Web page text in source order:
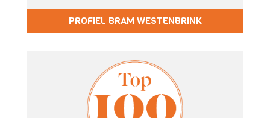
PROFIEL BRAM WESTENBRINK